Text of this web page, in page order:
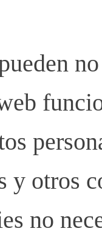
y otros
no